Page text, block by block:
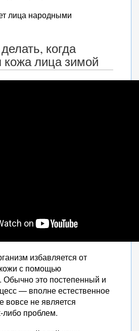
лица народными
когда
лица зимой
избавляется от
с помощью
это постепенный и
— вполне естественное
вовсе не является
либо проблем.